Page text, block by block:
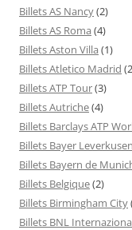
Billets AS Nancy(2)
Billets AS Roma (4)
Billets Aston Villa (1)
Billets Atletico Madrid
Billets ATP Tour(3)
Billets Autriche(4)
Billets Barclays ATP
Billets Bayer Leverkusen
Billets Bayern de
Billets Belgique(2)
Billets Birmingham City
Billets BNL